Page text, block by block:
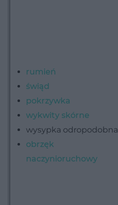
rumień
świąd
pokrzywka
wykwity skórne
wysypka odropodobna
obrzęk
naczynioruchowy